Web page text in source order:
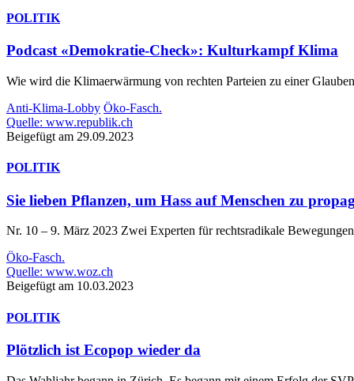
POLITIK
Podcast «Demokratie-Check»: Kulturkampf Klima
Wie wird die Klima­erwärmung von rechten Parteien zu einer
Anti-Klima-Lobby Öko-Fasch.
Quelle: www.republik.ch
Beigefügt am 29.09.2023
POLITIK
Sie lieben Pflanzen, um Hass auf Menschen zu
Nr. 10 – 9. März 2023 Zwei Experten für rechtsradikale
Öko-Fasch.
Quelle: www.woz.ch
Beigefügt am 10.03.2023
POLITIK
Plötzlich ist Ecopop wieder da